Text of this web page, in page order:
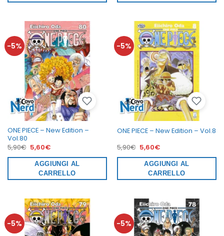
-5%
ONE PIECE – New Edition –
Vol.80
5,90€ Il
prezzo
originale
era:
5,90€.
5,60€Il
prezzo
attuale
è:
5,60€.
AGGIUNGI AL
CARRELLO
-5%
ONE PIECE – New Edition – Vol.8
5,90€ Il
prezzo
originale
era:
5,90€.
5,60€Il
prezzo
attuale
è:
5,60€.
AGGIUNGI AL
CARRELLO
-5% -5%